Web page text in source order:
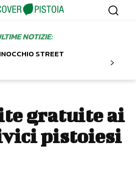
NOTIZIE:
STREET
gratuite ai
pistoiesi